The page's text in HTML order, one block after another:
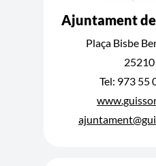
Ajuntament
Plaça Bisbe
25210
Tel: 973 55